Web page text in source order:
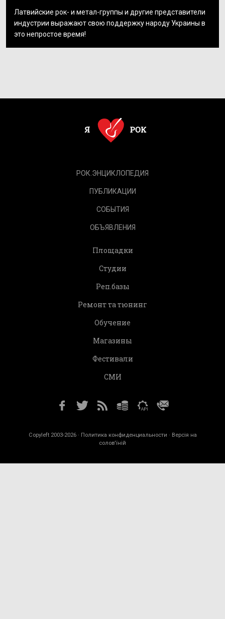
Латвийские рок- и метал-группы и другие представители
индустрии выражают свою поддержку народу Украины в
это непростое время!
РОК.ЭНЦИКЛОПЕДИЯ
ПУБЛИКАЦИИ
СОБЫТИЯ
ОБЪЯВЛЕНИЯ
Площадки
Студии
Реп.базы
Ремонт та тюнинг
Обучение
Магазины
Фестивали
СМИ
Copyleft 2003-2026 · Политика конфиденциальности · Версія на
солов'їній